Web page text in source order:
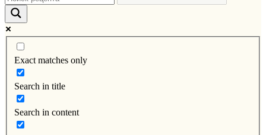
Exact matches only
Search in title
Search in content